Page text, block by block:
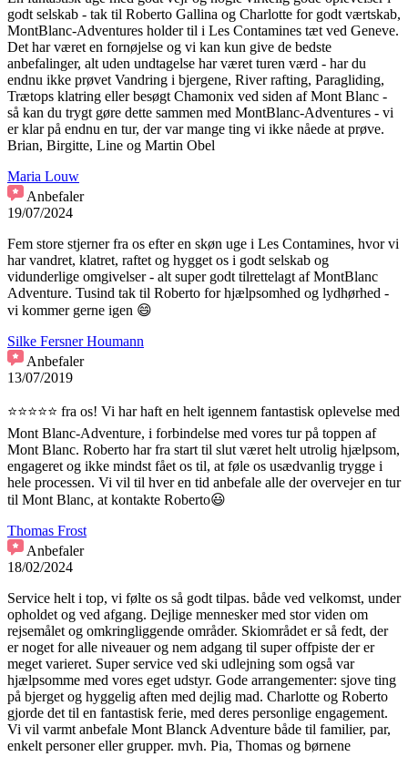
godt selskab - tak til Roberto Gallina og Charlotte for godt værtskab,
MontBlanc-Adventures holder til i Les Contamines tæt ved Geneve.
Det har været en fornøjelse og vi kan kun give de bedste
anbefalinger, alt uden undtagelse har været turen værd - har du
endnu ikke prøvet Vandring i bjergene, River rafting, Paragliding,
Trætops klatring eller besøgt Chamonix ved siden af Mont Blanc -
så kan du trygt gøre dette sammen med MontBlanc-Adventures - vi
er klar på endnu en tur, der var mange ting vi ikke nåede at prøve.
Brian, Birgitte, Line og Martin Obel
Maria Louw
Anbefaler
19/07/2024
Fem store stjerner fra os efter en skøn uge i Les Contamines, hvor vi
har vandret, klatret, raftet og hygget os i godt selskab og
vidunderlige omgivelser - alt super godt tilrettelagt af MontBlanc
Adventure. Tusind tak til Roberto for hjælpsomhed og lydhørhed -
vi kommer gerne igen 😄
Silke Fersner Houmann
Anbefaler
13/07/2019
⭐️⭐️⭐️⭐️⭐️ fra os! Vi har haft en helt igennem fantastisk oplevelse med
Mont Blanc-Adventure, i forbindelse med vores tur på toppen af
Mont Blanc. Roberto har fra start til slut været helt utrolig hjælpsom,
engageret og ikke mindst fået os til, at føle os usædvanlig trygge i
hele processen. Vi vil til hver en tid anbefale alle der overvejer en tur
til Mont Blanc, at kontakte Roberto😃
Thomas Frost
Anbefaler
18/02/2024
Service helt i top, vi følte os så godt tilpas. både ved velkomst, under
opholdet og ved afgang. Dejlige mennesker med stor viden om
rejsemålet og omkringliggende områder. Skiområdet er så fedt, der
er noget for alle niveauer og nem adgang til super offpiste der er
meget varieret. Super service ved ski udlejning som også var
hjælpsomme med vores eget udstyr. Gode arrangementer: sjove ting
på bjerget og hyggelig aften med dejlig mad. Charlotte og Roberto
gjorde det til en fantastisk ferie, med deres personlige engagement.
Vi vil varmt anbefale Mont Blanck Adventure både til familier, par,
enkelt personer eller grupper. mvh. Pia, Thomas og børnene